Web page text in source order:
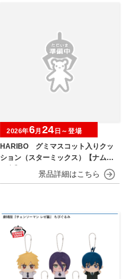
HARIBO グミマスコット入りクッ
ション（スターミックス）【ナムコ
2026年6月 24 日～登場